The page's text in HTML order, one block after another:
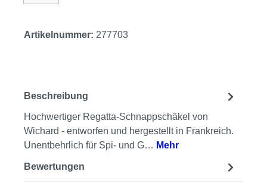
Artikelnummer: 277703
Beschreibung
Hochwertiger Regatta-Schnappschäkel von
Wichard - entworfen und hergestellt in Frankreich.
Unentbehrlich für Spi- und G… Mehr
Bewertungen